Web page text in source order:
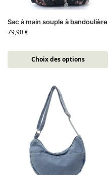
Sac à main souple à bandoulière
79,90€
Choix des options